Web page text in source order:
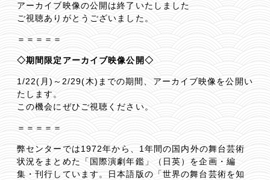
アーカイブ映像の公開は終了いたしました
ご視聴ありがとうございました。
＝＝＝＝＝
◇期間限定アーカイブ映像公開◇
1/22(月)～2/29(木)までの期間、アーカイブ映像を公開い
たします。
この機会にぜひご視聴ください。
＝＝＝＝＝
弊センターでは1972年から、1年間の国内外の舞台芸術
状況をまとめた「国際演劇年鑑」（日英）を企画・編
集・刊行しています。日本語版の「世界の舞台芸術を知